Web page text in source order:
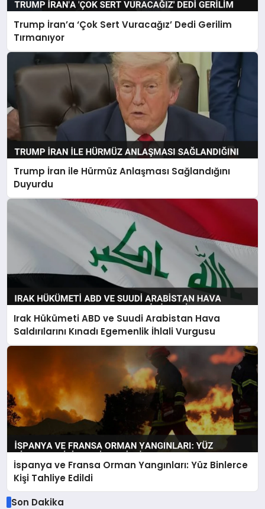
Trump İran’a ‘Çok Sert Vuracağız’ Dedi Gerilim
Tırmanıyor
Trump İran ile Hürmüz Anlaşması Sağlandığını
Duyurdu
Irak Hükümeti ABD ve Suudi Arabistan Hava
Saldırılarını Kınadı Egemenlik İhlali Vurgusu
İspanya ve Fransa Orman Yangınları: Yüz Binlerce
Kişi Tahliye Edildi
Son Dakika